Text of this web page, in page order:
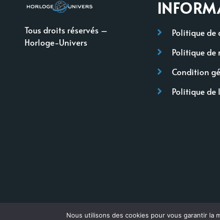
Tous droits réservés –
Horloge-Univers
Politique
Politique de
Condition
Politique
Nous utilisons des cookies pour vous garantir